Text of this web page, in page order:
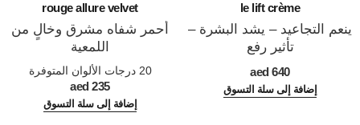
le lift crème
ينعم التجاعيد – يشد البشرة –
تأثير رفع
640 aed
إضافة إلى سلة التسوق
rouge allure velvet
أحمر شفاه مشرق وخالٍ من
اللمعية
20 درجات الألوان المتوفرة
235 aed
إضافة إلى سلة التسوق